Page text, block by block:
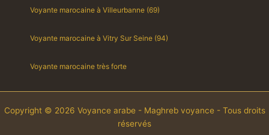
Voyante marocaine à Villeurbanne (69)
Voyante marocaine à Vitry Sur Seine (94)
Voyante marocaine très forte
Copyright © 2026 Voyance arabe - Maghreb voyance - Tous droits
réservés